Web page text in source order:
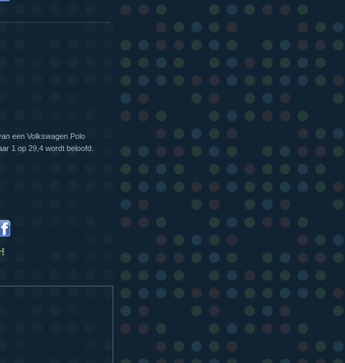
een Volkswagen Polo
1 op 29,4 wordt beloofd.